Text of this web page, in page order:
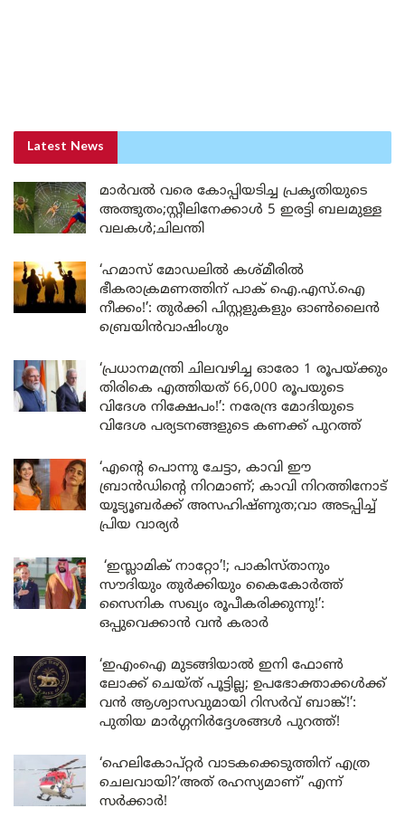
Latest News
മാർവൽ വരെ കോപ്പിയടിച്ച പ്രകൃതിയുടെ
അത്ഭുതം;സ്റ്റീലിനേക്കാൾ 5 ഇരട്ടി ബലമുള്ള
വലകൾ;ചിലന്തി
‘ഹമാസ് മോഡലിൽ കശ്മീരിൽ
ഭീകരാക്രമണത്തിന് പാക് ഐ.എസ്.ഐ
നീക്കം!’: തുർക്കി പിസ്റ്റളുകളും ഓൺലൈൻ
ബ്രെയിൻവാഷിംഗും
‘പ്രധാനമന്ത്രി ചിലവഴിച്ച ഓരോ 1 രൂപയ്ക്കും
തിരികെ എത്തിയത് 66,000 രൂപയുടെ
വിദേശ നിക്ഷേപം!’: നരേന്ദ്ര മോദിയുടെ
വിദേശ പര്യടനങ്ങളുടെ കണക്ക് പുറത്ത്
‘എന്റെ പൊന്നു ചേട്ടാ, കാവി ഈ
ബ്രാൻഡിന്റെ നിറമാണ്; കാവി നിറത്തിനോട്
യൂട്യൂബർക്ക് അസഹിഷ്ണുത;വാ അടപ്പിച്ച്
പ്രിയ വാര്യർ
‘ഇസ്ലാമിക് നാറ്റോ’!; പാകിസ്താനും
സൗദിയും തുർക്കിയും കൈകോർത്ത്
സൈനിക സഖ്യം രൂപീകരിക്കുന്നു!’:
ഒപ്പുവെക്കാൻ വൻ കരാർ
‘ഇഎംഐ മുടങ്ങിയാൽ ഇനി ഫോൺ
ലോക്ക് ചെയ്ത് പൂട്ടില്ല; ഉപഭോക്താക്കൾക്ക്
വൻ ആശ്വാസവുമായി റിസർവ് ബാങ്ക്!’:
പുതിയ മാർഗ്ഗനിർദ്ദേശങ്ങൾ പുറത്ത്!
‘ഹെലികോപ്റ്റർ വാടകക്കെടുത്തിന് എത്ര
ചെലവായി?’അത് രഹസ്യമാണ്’ എന്ന്
സർക്കാർ!